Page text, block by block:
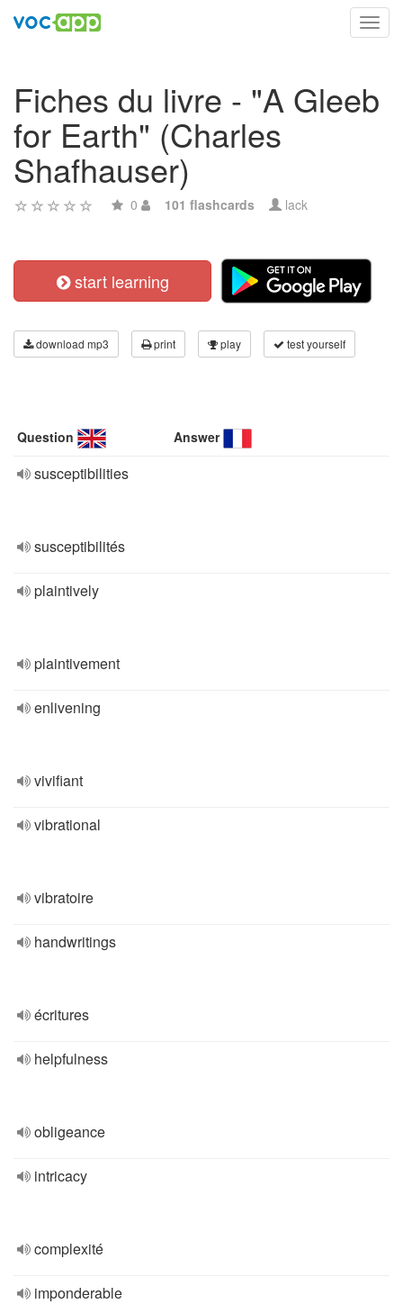
Fiches du livre - "A Gleeb
for Earth" (Charles
Shafhauser)
0 101 flashcards lack
start learning
download mp3 print play test yourself
Question Answer
susceptibilities
susceptibilités
plaintively
plaintivement
enlivening
vivifiant
vibrational
vibratoire
handwritings
écritures
helpfulness
obligeance
intricacy
complexité
imponderable